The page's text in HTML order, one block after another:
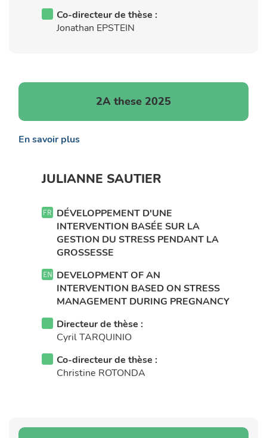
Co-directeur de thèse :
Jonathan EPSTEIN
2A these 2025
En savoir plus
JULIANNE SAUTIER
DÉVELOPPEMENT D'UNE
INTERVENTION BASÉE SUR LA
GESTION DU STRESS PENDANT LA
GROSSESSE
DEVELOPMENT OF AN
INTERVENTION BASED ON STRESS
MANAGEMENT DURING PREGNANCY
Directeur de thèse :
Cyril TARQUINIO
Co-directeur de thèse :
Christine ROTONDA